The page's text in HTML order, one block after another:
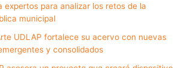
expertos para analizar los retos de la
municipal
UDLAP fortalece su acervo con nuevas
y consolidados